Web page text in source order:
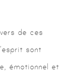
de ces
sont
émotionnel et